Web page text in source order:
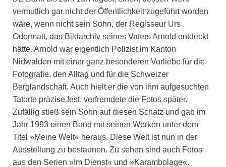
vermutlich gar nicht der Öffentlichkeit zugeführt worden
wäre, wenn nicht sein Sohn, der Regisseur Urs
Odermatt, das Bildarchiv seines Vaters Arnold entdeckt
hätte. Arnold war eigentlich Polizist im Kanton
Nidwalden mit einer ganz besonderen Vorliebe für die
Fotografie, den Alltag und für die Schweizer
Berglandschaft. Auch hielt er die von ihm aufgesuchten
Tatorte präzise fest, verfremdete die Fotos später.
Zufällig stieß sein Sohn auf diesen Schatz und gab im
Jahr 1993 einen Band mit seinen Werken unter dem
Titel »Meine Welt« heraus. Diese Welt ist nun in der
Ausstellung zu bestaunen. Zu sehen sind auch Fotos
aus den Serien »Im Dienst« und »Karambolage«.